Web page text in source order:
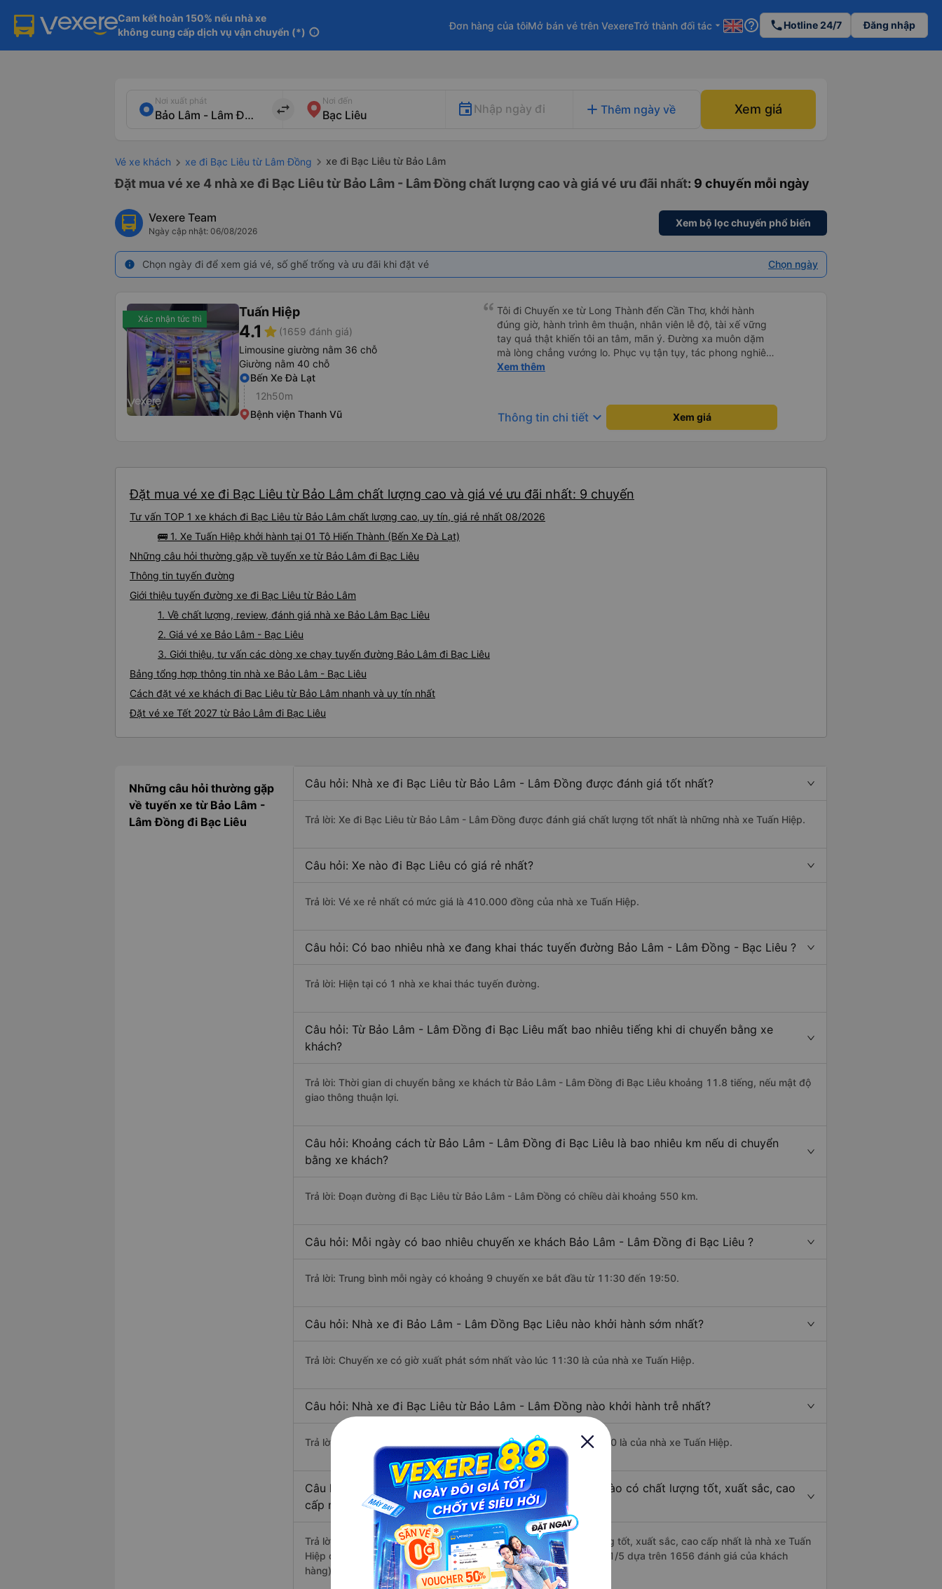
Cam kết hoàn 150% nếu nhà xe
không cung cấp dịch vụ vận chuyển (*) info
Đơn hàng của tôiMở bán vé trên VexereTrở thành đối tác arrow_drop_down help_outline phoneHotline 24/7 Đăng nhập
Nơi xuất phát
import_export
Nơi đến
Nhập ngày đi add Thêm ngày về Xem giá
Vé xe khách xe đi Bạc Liêu từ Lâm Đồng xe đi Bạc Liêu từ Bảo Lâm
Đặt mua vé xe 4 nhà xe đi Bạc Liêu từ Bảo Lâm - Lâm Đồng chất lượng cao và giá vé ưu đãi nhất: 9 chuyến mỗi ngày
Vexere Team
Ngày cập nhật: 06/08/2026
Xem bộ lọc chuyến phổ biến
info Chọn ngày đi để xem giá vé, số ghế trống và ưu đãi khi đặt vé Chọn ngày
Xác nhận tức thì Tuấn Hiệp
4.1 star (1659 đánh giá)
Limousine giường nằm 36 chỗ
Giường nằm 40 chỗ
Bến Xe Đà Lạt
12h50m
Bệnh viện Thanh Vũ
Tôi đi Chuyến xe từ Long Thành đến Cần Thơ, khởi hành
đúng giờ, hành trình êm thuận, nhân viên lễ độ, tài xế vững
tay quả thật khiến tôi an tâm, mãn ý. Đường xa muôn dặm
mà lòng chẳng vướng lo. Phục vụ tận tụy, tác phong nghiêm
cẩn, hiếm thấy giữa thời buổi kim tiền vội vã. Xã hội loạn đạo.
Xem thêm
Thông tin chi tiết keyboard_arrow_down Xem giá
Đặt mua vé xe đi Bạc Liêu từ Bảo Lâm chất lượng cao và giá vé ưu đãi nhất: 9 chuyến
Tư vấn TOP 1 xe khách đi Bạc Liêu từ Bảo Lâm chất lượng cao, uy tín, giá rẻ nhất 08/2026
🚌 1. Xe Tuấn Hiệp khởi hành tại 01 Tô Hiến Thành (Bến Xe Đà Lạt)
Những câu hỏi thường gặp về tuyến xe từ Bảo Lâm đi Bạc Liêu
Thông tin tuyến đường
Giới thiệu tuyến đường xe đi Bạc Liêu từ Bảo Lâm
1. Về chất lượng, review, đánh giá nhà xe Bảo Lâm Bạc Liêu
2. Giá vé xe Bảo Lâm - Bạc Liêu
3. Giới thiệu, tư vấn các dòng xe chạy tuyến đường Bảo Lâm đi Bạc Liêu
Bảng tổng hợp thông tin nhà xe Bảo Lâm - Bạc Liêu
Cách đặt vé xe khách đi Bạc Liêu từ Bảo Lâm nhanh và uy tín nhất
Đặt vé xe Tết 2027 từ Bảo Lâm đi Bạc Liêu
Những câu hỏi thường gặp
về tuyến xe từ Bảo Lâm -
Lâm Đồng đi Bạc Liêu
Câu hỏi: Nhà xe đi Bạc Liêu từ Bảo Lâm - Lâm Đồng được đánh giá tốt nhất?
Trả lời: Xe đi Bạc Liêu từ Bảo Lâm - Lâm Đồng được đánh giá chất lượng tốt nhất là những nhà xe Tuấn Hiệp.
Câu hỏi: Xe nào đi Bạc Liêu có giá rẻ nhất?
Trả lời: Vé xe rẻ nhất có mức giá là 410.000 đồng của nhà xe Tuấn Hiệp.
Câu hỏi: Có bao nhiêu nhà xe đang khai thác tuyến đường Bảo Lâm - Lâm Đồng - Bạc Liêu ?
Trả lời: Hiện tại có 1 nhà xe khai thác tuyến đường.
Câu hỏi: Từ Bảo Lâm - Lâm Đồng đi Bạc Liêu mất bao nhiêu tiếng khi di chuyển bằng xe
khách?
Trả lời: Thời gian di chuyển bằng xe khách từ Bảo Lâm - Lâm Đồng đi Bạc Liêu khoảng 11.8 tiếng, nếu mật độ
giao thông thuận lợi.
Câu hỏi: Khoảng cách từ Bảo Lâm - Lâm Đồng đi Bạc Liêu là bao nhiêu km nếu di chuyển
bằng xe khách?
Trả lời: Đoạn đường đi Bạc Liêu từ Bảo Lâm - Lâm Đồng có chiều dài khoảng 550 km.
Câu hỏi: Mỗi ngày có bao nhiêu chuyến xe khách Bảo Lâm - Lâm Đồng đi Bạc Liêu ?
Trả lời: Trung bình mỗi ngày có khoảng 9 chuyến xe bắt đầu từ 11:30 đến 19:50.
Câu hỏi: Nhà xe đi Bảo Lâm - Lâm Đồng Bạc Liêu nào khởi hành sớm nhất?
Trả lời: Chuyến xe có giờ xuất phát sớm nhất vào lúc 11:30 là của nhà xe Tuấn Hiệp.
Câu hỏi: Nhà xe đi Bạc Liêu từ Bảo Lâm - Lâm Đồng nào khởi hành trễ nhất?
Trả lời: Chuyến xe có giờ xuất phát trễ (muộn) nhất là vào lúc 19:50 là của nhà xe Tuấn Hiệp.
Câu hỏi: Review xe đi Bạc Liêu từ Bảo Lâm - Lâm Đồng nào có chất lượng tốt, xuất sắc, cao
cấp nhất?
Trả lời: Những hãng xe đi Bảo Lâm - Lâm Đồng Bạc Liêu chất lượng tốt, xuất sắc, cao cấp nhất là nhà xe Tuấn
Hiệp đi Bạc Liêu từ Bảo Lâm - Lâm Đồng với điểm chất lượng là 4.1/5 dựa trên 1656 đánh giá của khách
hàng).